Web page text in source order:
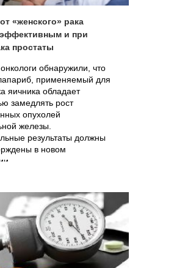
«женского» рака
и при
простаты
обнаружили, что
применяемый для
яичника обладает
замедлять рост
опухолей
железы.
результаты должны
в новом